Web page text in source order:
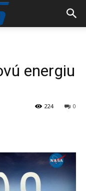
energiu
0
224